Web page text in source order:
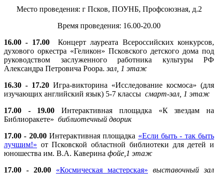
Место проведения: г Псков, ПОУНБ, Профсоюзная, д.2
Время проведения: 16.00-20.00
16.00 - 17.00Концерт лауреата Всероссийских конкурсов,
духового оркестра «Геликон» Псковского детского дома под
руководством заслуженного работника культуры РФ
Александра Петровича Роора.зал, 1 этаж
16.30 - 17.20 Игра-викторина «Исследование космоса» (для
изучающих английский язык) 5-7 классы смарт-зал, 1 этаж
17.00 - 19.00Интерактивная площадка «К звездам на
Библиоракете» библиотечный дворик
17.00 - 20.00 Интерактивная площадка «Если быть - так быть
лучшим!» от Псковской областной библиотеки для детей и
юношества им. В.А. Каверина фойе,1 этаж
17.00 - 20.00 «Космическая мастерская»
выставочный зал